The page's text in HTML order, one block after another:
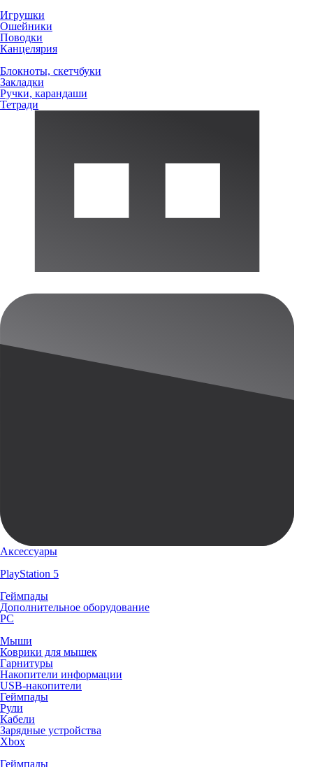
Игрушки
Ошейники
Поводки
Канцелярия
Блокноты, скетчбуки
Закладки
Ручки, карандаши
Тетради
Аксессуары
PlayStation 5
Геймпады
Дополнительное оборудование
PC
Мыши
Коврики для мышек
Гарнитуры
Накопители информации
USB-накопители
Геймпады
Рули
Кабели
Зарядные устройства
Xbox
Геймпады